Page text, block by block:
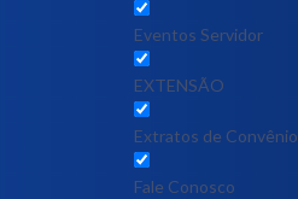
Eventos Servidor
EXTENSÃO
Extratos de Convênio
Fale Conosco